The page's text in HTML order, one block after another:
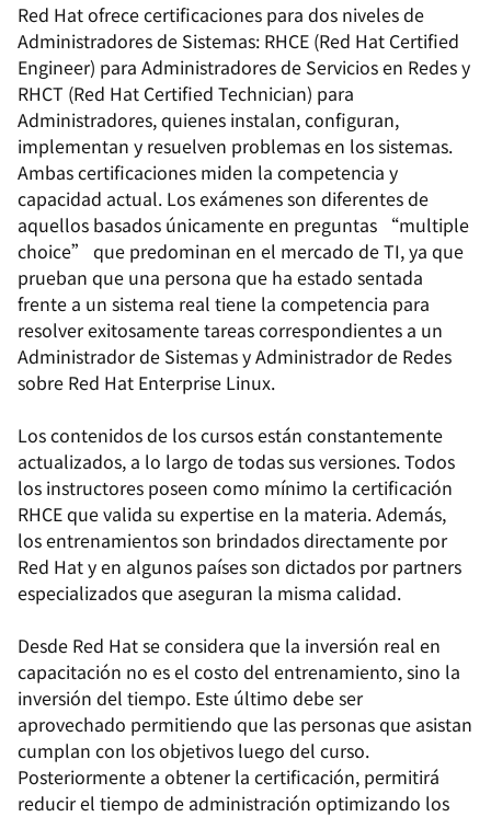
Red Hat ofrece certificaciones para dos niveles de
Administradores de Sistemas: RHCE (Red Hat Certified
Engineer) para Administradores de Servicios en Redes y
RHCT (Red Hat Certified Technician) para
Administradores, quienes instalan, configuran,
implementan y resuelven problemas en los sistemas.
Ambas certificaciones miden la competencia y
capacidad actual. Los exámenes son diferentes de
aquellos basados únicamente en preguntas “multiple
choice” que predominan en el mercado de TI, ya que
prueban que una persona que ha estado sentada
frente a un sistema real tiene la competencia para
resolver exitosamente tareas correspondientes a un
Administrador de Sistemas y Administrador de Redes
sobre Red Hat Enterprise Linux.
Los contenidos de los cursos están constantemente
actualizados, a lo largo de todas sus versiones. Todos
los instructores poseen como mínimo la certificación
RHCE que valida su expertise en la materia. Además,
los entrenamientos son brindados directamente por
Red Hat y en algunos países son dictados por partners
especializados que aseguran la misma calidad.
Desde Red Hat se considera que la inversión real en
capacitación no es el costo del entrenamiento, sino la
inversión del tiempo. Este último debe ser
aprovechado permitiendo que las personas que asistan
cumplan con los objetivos luego del curso.
Posteriormente a obtener la certificación, permitirá
reducir el tiempo de administración optimizando los